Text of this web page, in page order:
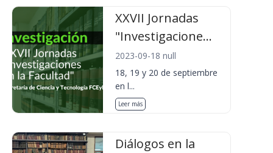
XXVII Jornadas
"Investigacione...
2023-09-18 null
18, 19 y 20 de septiembre
en l...
Leer más
Diálogos en la